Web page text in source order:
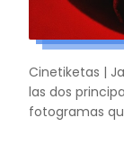
Cinetiketas |
las dos
fotogramas